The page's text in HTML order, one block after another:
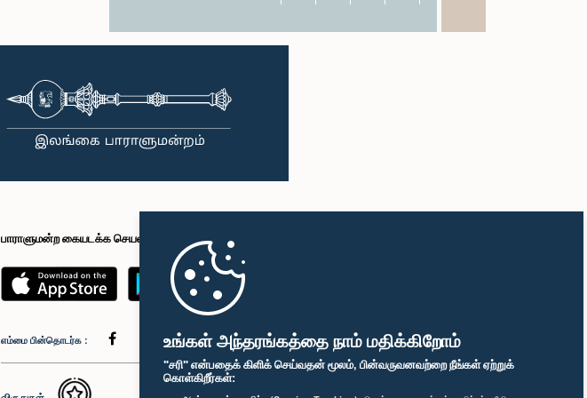
உங்கள் அந்தரங்கத்தை நாம் மதிக்கிறோம்
"சரி" என்பதைக் கிளிக் செய்வதன் மூலம், பின்வருவனவற்றை நீங்கள் ஏற்றுக்
கொள்கிறீர்கள்:
பாராளுமன்ற கையடக்க செயலி
எம்மை பின்தொடர்க :